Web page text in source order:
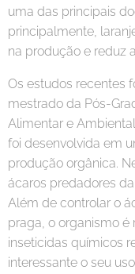
uma das principais
principalmente,
na produção e reduz
Os estudos recentes
mestrado da Pós-
Alimentar e
foi desenvolvida em
produção orgânica.
ácaros predadores
Além de controlar o
praga, o organismo é
inseticidas químicos
interessante o seu